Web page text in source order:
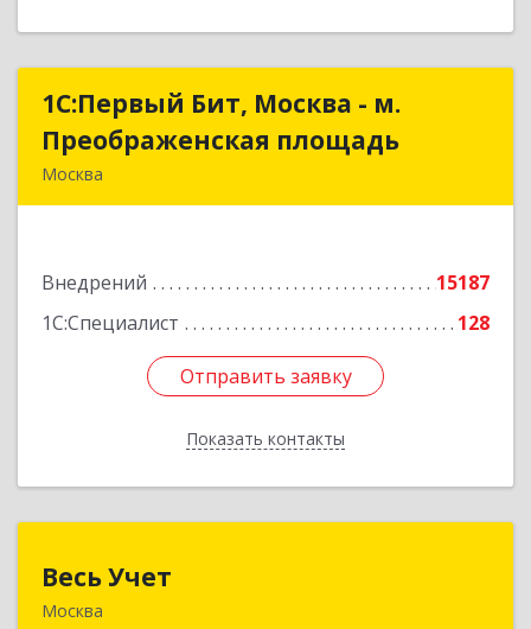
1С:Первый Бит, Москва - м.
Преображенская площадь
Москва
Внедрений
15187
1С:Специалист
128
Отправить заявку
Показать контакты
1С:Первый Бит, Москва - м.
Преображенская площадь
Подробнее
Отправить заявку
Назад
Весь Учет
Москва
109004, Москва г, Николоямская ул, дом № 52,